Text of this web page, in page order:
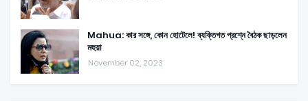
Mahua: কার সঙ্গে, কোন হোটেলে! ব্যক্তিগত প্রশ্নে বৈঠক ছাড়লেন
মহুয়া
November 02, 2023